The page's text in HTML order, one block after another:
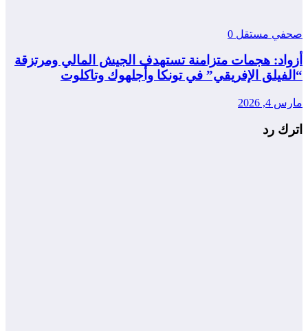
صحفي مستقل 0
أزواد: هجمات متزامنة تستهدف الجيش المالي ومرتزقة
“الفيلق الإفريقي” في تونكا وأجلهوك وتاكلوت
مارس 4, 2026
اترك رد